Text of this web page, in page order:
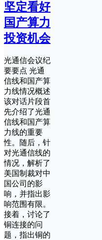
坚定看好
国产算力
投资机会
光通信会议纪
要要点 光通
信线和国产算
力线情况概述
该对话片段首
先介绍了光通
信线和国产算
力线的重要
性。随后，针
对光通信线的
情况，解析了
美国制裁对中
国公司的影
响，并指出影
响范围有限。
接着，讨论了
铜连接的问
题，指出铜的